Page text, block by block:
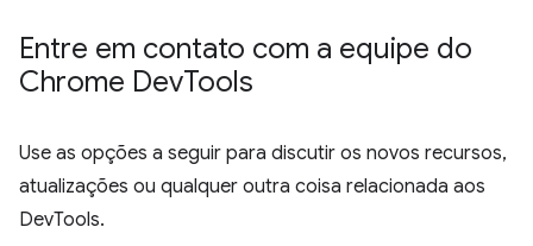
Entre em contato com a equipe do
Chrome DevTools
Use as opções a seguir para discutir os novos recursos,
atualizações ou qualquer outra coisa relacionada aos
DevTools.